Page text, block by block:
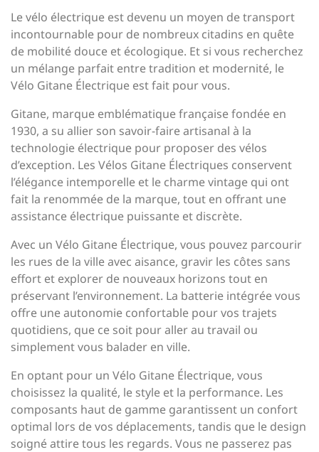
Le vélo électrique est devenu un moyen de transport
incontournable pour de nombreux citadins en quête
de mobilité douce et écologique. Et si vous recherchez
un mélange parfait entre tradition et modernité, le
Vélo Gitane Électrique est fait pour vous.
Gitane, marque emblématique française fondée en
1930, a su allier son savoir-faire artisanal à la
technologie électrique pour proposer des vélos
d’exception. Les Vélos Gitane Électriques conservent
l’élégance intemporelle et le charme vintage qui ont
fait la renommée de la marque, tout en offrant une
assistance électrique puissante et discrète.
Avec un Vélo Gitane Électrique, vous pouvez parcourir
les rues de la ville avec aisance, gravir les côtes sans
effort et explorer de nouveaux horizons tout en
préservant l’environnement. La batterie intégrée vous
offre une autonomie confortable pour vos trajets
quotidiens, que ce soit pour aller au travail ou
simplement vous balader en ville.
En optant pour un Vélo Gitane Électrique, vous
choisissez la qualité, le style et la performance. Les
composants haut de gamme garantissent un confort
optimal lors de vos déplacements, tandis que le design
soigné attire tous les regards. Vous ne passerez pas